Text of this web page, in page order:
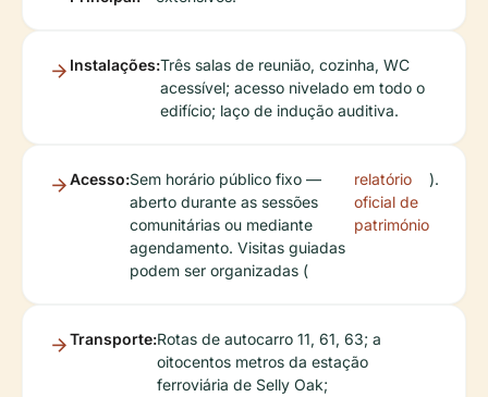
Instalações:Três salas de reunião, cozinha, WC
acessível; acesso nivelado em todo o
edifício; laço de indução auditiva.
Acesso:Sem horário público fixo —
aberto durante as sessões
comunitárias ou mediante
agendamento. Visitas guiadas
podem ser organizadas (
relatório
oficial de
património
).
Transporte:Rotas de autocarro 11, 61, 63; a
oitocentos metros da estação
ferroviária de Selly Oak;